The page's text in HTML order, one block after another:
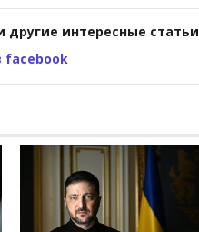
другие интересные
facebook